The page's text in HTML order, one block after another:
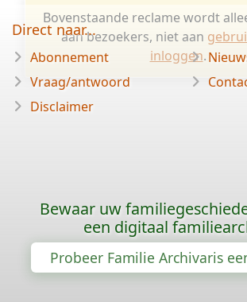
Bovenstaande reclame wordt
aan bezoekers, niet aan
inloggen.
Direct naar...
Abonnement
Vraag/antwoord
Disclaimer
Bewaar uw
een digitaal
Probeer Familie Archivaris